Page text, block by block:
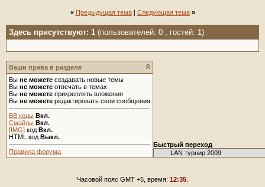
« Предыдущая тема| Следующая тема »
Здесь присутствуют: 1 (пользователей: 0 , гостей: 1)
Ваши права в разделе
Вы не можете создавать новые темы
Вы не можете отвечать в темах
Вы не можете прикреплять вложения
Вы не можете редактировать свои сообщения
BB коды Вкл.
Смайлы Вкл.
[IMG] код Вкл.
HTML код Выкл.
Правила форума
Быстрый переход
Часовой пояс GMT +5, время: 12:35